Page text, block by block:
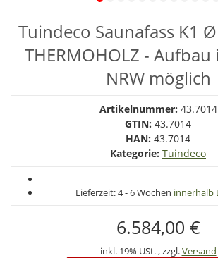
Tuindeco Saunafass K1
THERMOHOLZ -
NRW möglich
Artikelnummer: 43.7014
GTIN: 43.7014
HAN: 43.7014
Kategorie: Tuindeco
Lieferzeit:4 - 6 Wochen innerhalb
6.584,00 €
inkl. 19% USt. , zzgl.Versand